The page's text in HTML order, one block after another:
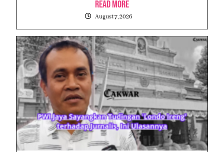
Read More
August 7, 2026